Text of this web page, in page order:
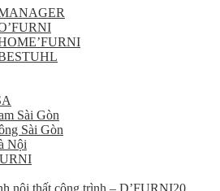
Sài Gòn
Sài Gòn
Nội
nội thất công trình – D’FURNI20